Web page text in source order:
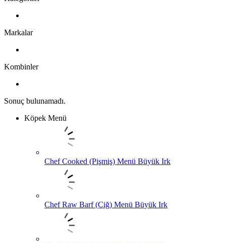
Markalar
Kombinler
Sonuç bulunamadı.
Köpek Menü
Chef Cooked (Pişmiş) Menü Büyük Irk
Chef Raw Barf (Çiğ) Menü Büyük Irk